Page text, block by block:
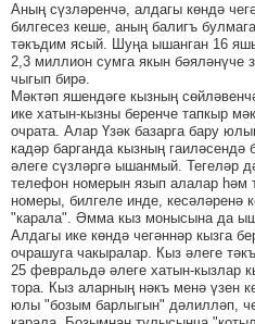
Аның сүзләренчә, алдагы көндә
билгесез кеше, аның балигъ
тәкъдим ясый. Шуңа ышанган 16
2,3 миллион сумга якын бәяләнүче
чыгып бирә.
Мәктәп яшендәге кызның
ике хатын-кызны беренче тапкыр
очрата. Алар Үзәк базарга бару
кадәр барганда кызның
әлеге сүзләргә ышанмый. Тегеләр
телефон номерын язып алалар һәм
номеры, билгеле инде, кесәләренә
"карала". Әмма кыз монысына да
Алдагы ике көндә чегәннәр кызга
очрашуга чакыралар. Кыз әлеге
25 февральдә әлеге хатын-кызлар
тора. Кыз аларның нәкъ менә үзен
юлы "бозым барлыгын" дәлилләп,